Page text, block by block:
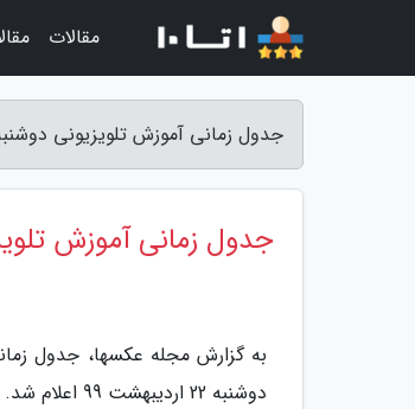
جدول زمانی آموزش تلویزیونی دوشنبه 22 اردیبهشت - مجله
جدول زمانی آموزش تلویزیونی
به گزارش مجله عکسها، جدول
دوشنبه 22 اردیبهشت 99 اعلام شد.
مقالات